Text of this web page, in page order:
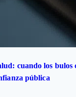
cuando los bulos
pública